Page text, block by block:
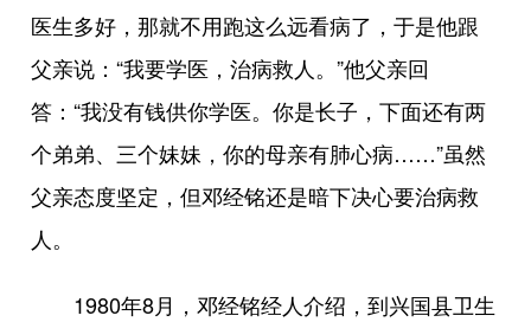
医生多好，那就不用跑这么远看病了，于是他跟
父亲说：“我要学医，治病救人。”他父亲回
答：“我没有钱供你学医。你是长子，下面还有两
个弟弟、三个妹妹，你的母亲有肺心病……”虽然
父亲态度坚定，但邓经铭还是暗下决心要治病救
人。
1980年8月，邓经铭经人介绍，到兴国县卫生